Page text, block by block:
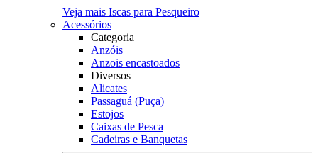
Veja mais Iscas para Pesqueiro
Acessórios
Categoria
Anzóis
Anzois encastoados
Diversos
Alicates
Passaguá (Puça)
Estojos
Caixas de Pesca
Cadeiras e Banquetas